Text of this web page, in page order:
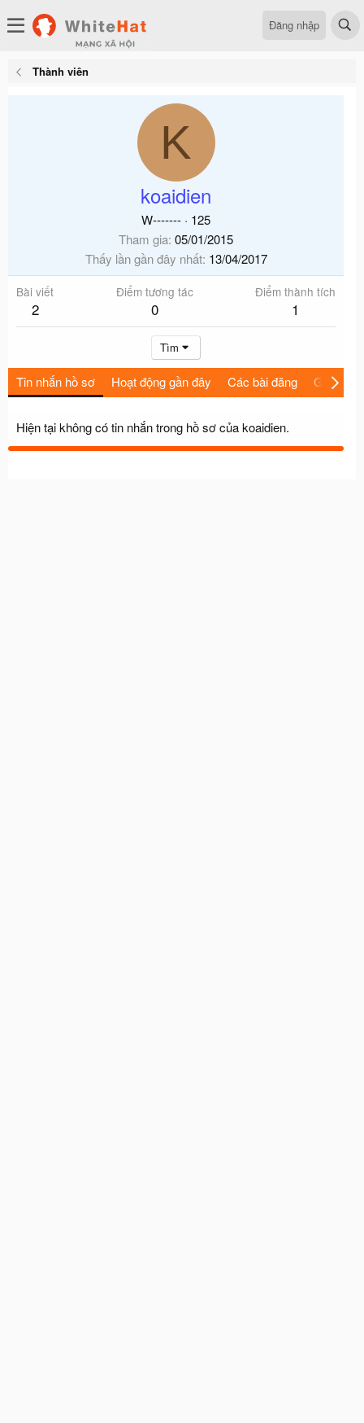
Đăng nhập
Thành viên
K
koaidien
W------- · 125
Tham gia 05/01/2015
Thấy lần gần đây nhất 13/04/2017
Bài viết
2
Điểm tương tác
0
Điểm thành tích
1
Tìm
Tin nhắn hồ sơ Hoạt động gần đây Các bài đăng Giới thiệu
Hiện tại không có tin nhắn trong hồ sơ của koaidien.